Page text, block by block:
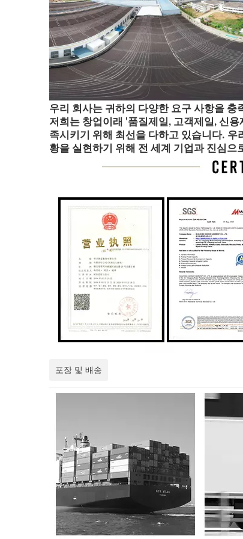
우리 회사는 귀하의 다양한 요구 사항을 충
저희는 창업이래 '품질제일, 고객제일, 신
족시키기 위해 최선을 다하고 있습니다.
황을 실현하기 위해 전 세계 기업과 진심으
포장 및 배송